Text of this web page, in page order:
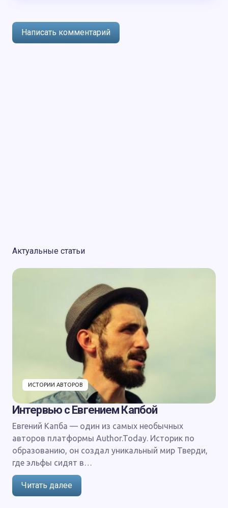
Написать комментарий
Актуальные статьи
ИСТОРИИ АВТОРОВ
Интервью с Евгением Капбой
Евгений Капба — один из самых необычных
авторов платформы Author.Today. Историк по
образованию, он создал уникальный мир Тверди,
где эльфы сидят в…
Читать далее